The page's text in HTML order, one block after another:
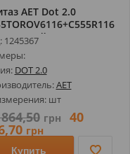
AET Dot 2.0
1245367
DOT 2.0
AET
шт
грн 40
грн
Купить